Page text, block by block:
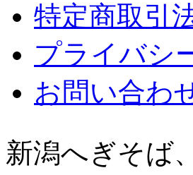
特定商取引
プライバシ
お問い合わ
新潟へぎそば